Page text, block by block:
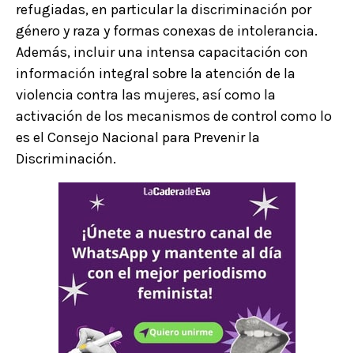
refugiadas, en particular la discriminación por
género y raza y formas conexas de intolerancia.
Además, incluir una intensa capacitación con
información integral sobre la atención de la
violencia contra las mujeres, así como la
activación de los mecanismos de control como lo
es el Consejo Nacional para Prevenir la
Discriminación.